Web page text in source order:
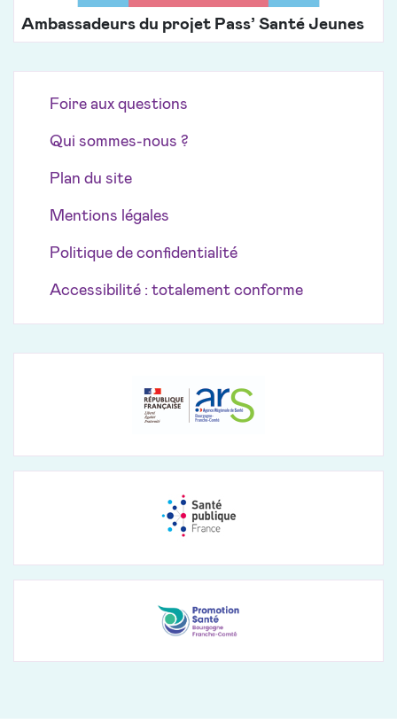
Ambassadeurs du projet Pass’ Santé Jeunes
Foire aux questions
Qui sommes-nous ?
Plan du site
Mentions légales
Politique de confidentialité
Accessibilité : totalement conforme